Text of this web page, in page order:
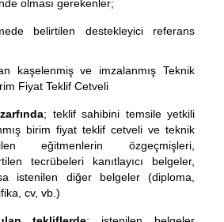
olması gerekenler;
belirtilen destekleyici referans
kaşelenmiş ve imzalanmış Teknik
Fiyat Teklif Cetveli
; teklif sahibini temsile yetkili
birim fiyat teklif cetveli ve teknik
eğitmenlerin özgeçmişleri,
tecrübeleri kanıtlayıcı belgeler,
istenilen diğer belgeler (diploma,
cv, vb.)